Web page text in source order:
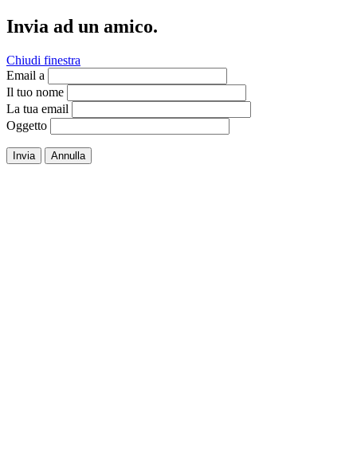
Invia ad un amico.
Chiudi finestra
Email a
Il tuo nome
La tua email
Oggetto
Invia Annulla